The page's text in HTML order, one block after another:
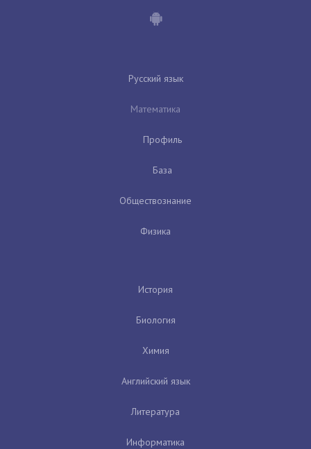
Русский язык
Математика
Профиль
База
Обществознание
Физика
История
Биология
Химия
Английский язык
Литература
Информатика